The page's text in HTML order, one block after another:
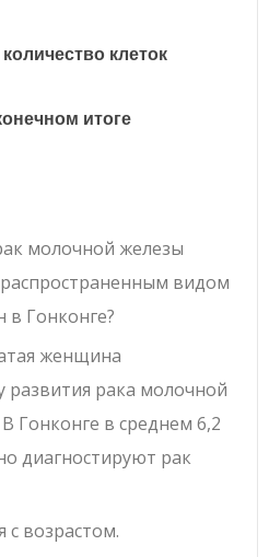
клеток
итоге
молочной железы
распространенным видом
Гонконге?
женщина
развития рака молочной
Гонконге в среднем 6,2
диагностируют рак
с возрастом.